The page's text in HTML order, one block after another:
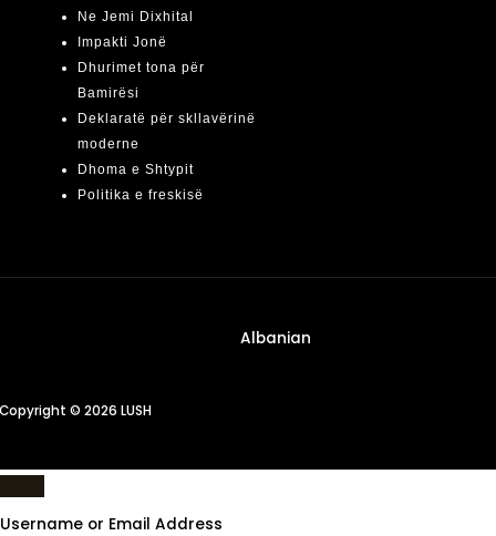
Ne Jemi Dixhital
Impakti Jonë
Dhurimet tona për
Bamirësi
Deklaratë për skllavërinë
moderne
Dhoma e Shtypit
Politika e freskisë
Albanian
Copyright © 2026 LUSH
Username or Email Address